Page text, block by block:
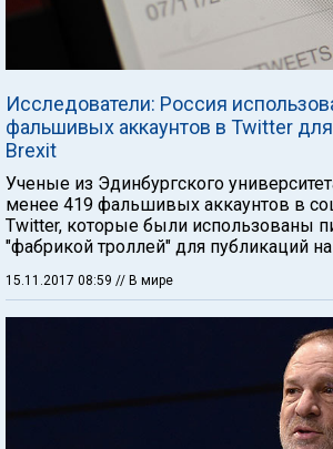
Исследователи: Россия
фальшивых аккаунтов в Twitter
Brexit
Ученые из Эдинбургского
менее 419 фальшивых аккаунтов в
Twitter, которые были использованы
"фабрикой троллей" для публикаций
15.11.2017 08:59 // В мире